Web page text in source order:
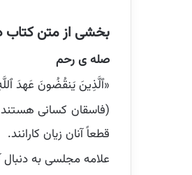
بخشی از متن کتاب
صله ی رحم
«ٱلَّذِينَ يَنقُضُونَ عَهدَ
(فاسقان کسانی هستند
قطعاً آنان زیان کارانند.
علامه مجلسی به